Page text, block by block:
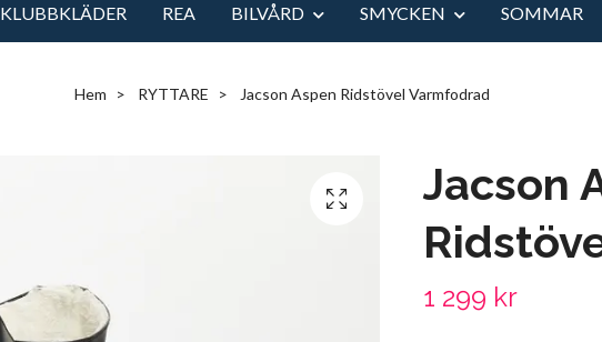
KLUBBKLÄDER
REA BILVÅRD SMYCKEN SOMMAR
Hem RYTTARE Jacson Aspen Ridstövel Varmfodrad
Jacson
1 299 kr